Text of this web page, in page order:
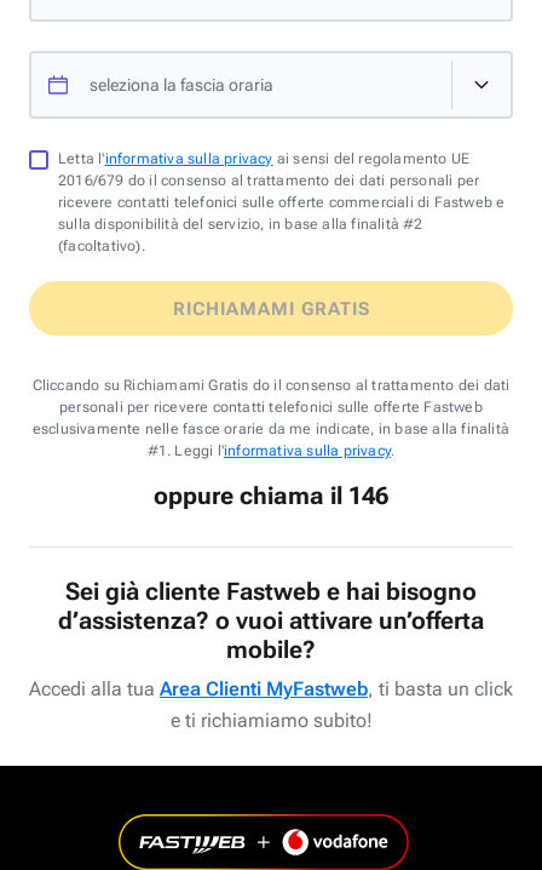
seleziona la fascia oraria
Letta l'informativa sulla privacy ai sensi del regolamento UE
2016/679 do il consenso al trattamento dei dati personali per
ricevere contatti telefonici sulle offerte commerciali di Fastweb e
sulla disponibilità del servizio, in base alla finalità #2
(facoltativo).
RICHIAMAMI GRATIS
Cliccando su Richiamami Gratis do il consenso al trattamento dei dati
personali per ricevere contatti telefonici sulle offerte Fastweb
esclusivamente nelle fasce orarie da me indicate, in base alla finalità
#1. Leggi l'informativa sulla privacy.
oppure chiama il 146
Sei già cliente Fastweb e hai bisogno
d’assistenza? o vuoi attivare un’offerta
mobile?
Accedi alla tua Area Clienti MyFastweb, ti basta un click
e ti richiamiamo subito!